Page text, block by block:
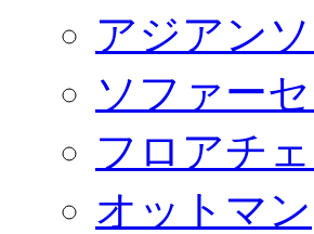
アジアン
ソファー
フロアチ
オットマン